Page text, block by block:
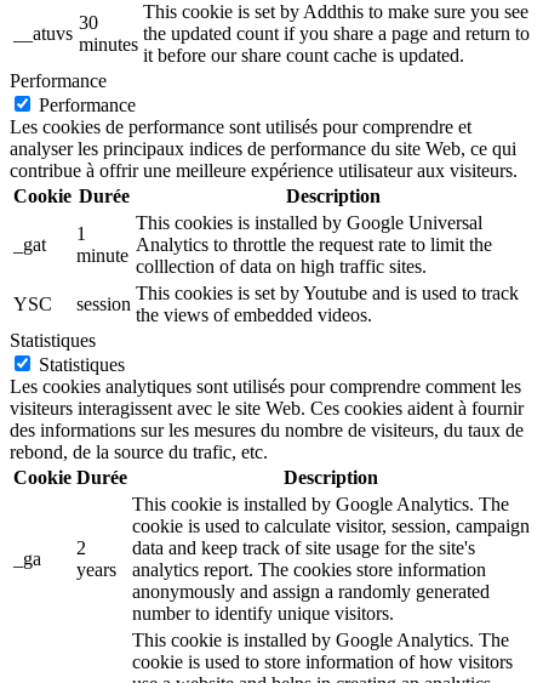
__atuvs
30
minutes
This cookie is set by Addthis to make sure you see
the updated count if you share a page and return to
it before our share count cache is updated.
Performance
Performance
Les cookies de performance sont utilisés pour comprendre et
analyser les principaux indices de performance du site Web, ce qui
contribue à offrir une meilleure expérience utilisateur aux visiteurs.
Cookie Durée Description
_gat
1
minute
This cookies is installed by Google Universal
Analytics to throttle the request rate to limit the
colllection of data on high traffic sites.
YSC
session
This cookies is set by Youtube and is used to track
the views of embedded videos.
Statistiques
Statistiques
Les cookies analytiques sont utilisés pour comprendre comment les
visiteurs interagissent avec le site Web. Ces cookies aident à fournir
des informations sur les mesures du nombre de visiteurs, du taux de
rebond, de la source du trafic, etc.
Cookie Durée Description
_ga
2
years
This cookie is installed by Google Analytics. The
cookie is used to calculate visitor, session, campaign
data and keep track of site usage for the site's
analytics report. The cookies store information
anonymously and assign a randomly generated
number to identify unique visitors.
This cookie is installed by Google Analytics. The
cookie is used to store information of how visitors